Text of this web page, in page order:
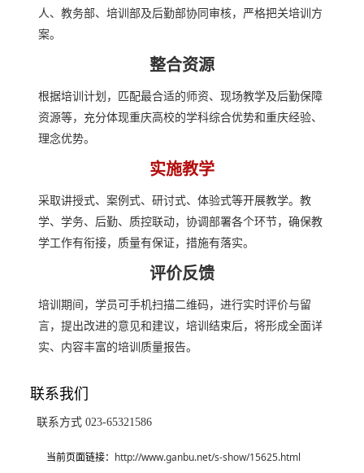
人、教务部、培训部及后勤部协同审核，严格把关培训方
案。
整合资源
根据培训计划，匹配最合适的师资、现场教学及后勤保障
资源等，充分体现重庆高校的学科综合优势和重庆经验、
理念优势。
实施教学
采取讲授式、案例式、研讨式、体验式等开展教学。教
学、学务、后勤、质控联动，协调部署各个环节，确保教
学工作有衔接，质量有保证，措施有落实。
评价反馈
培训期间，学员可手机扫描二维码，进行实时评价与留
言，提出改进的意见和建议，培训结束后，将形成全面详
实、内容丰富的培训质量报告。
联系我们
联系方式 023-65321586
当前页面链接： http://www.ganbu.net/s-show/15625.html